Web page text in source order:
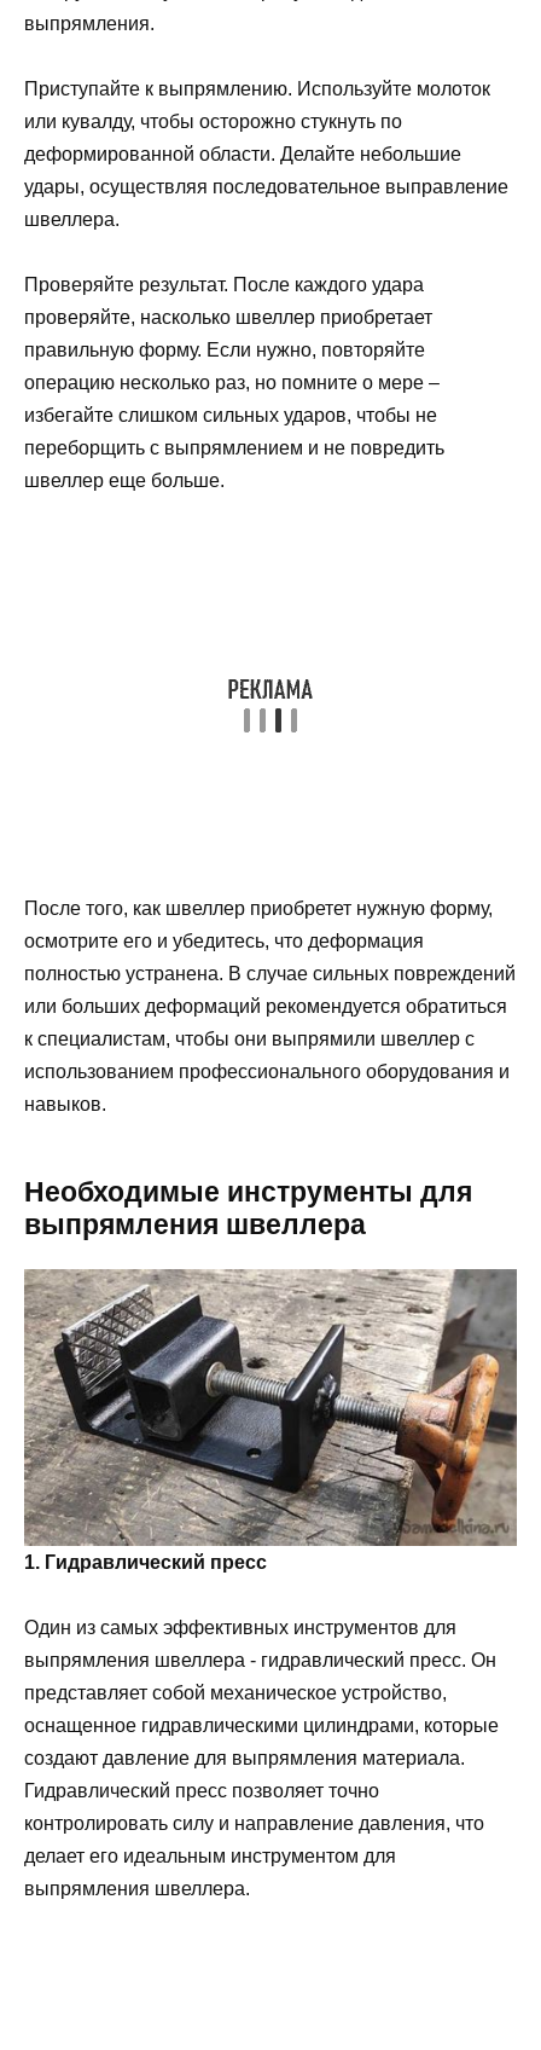
выпрямления.
Приступайте к выпрямлению. Используйте молоток
или кувалду, чтобы осторожно стукнуть по
деформированной области. Делайте небольшие
удары, осуществляя последовательное выправление
швеллера.
Проверяйте результат. После каждого удара
проверяйте, насколько швеллер приобретает
правильную форму. Если нужно, повторяйте
операцию несколько раз, но помните о мере –
избегайте слишком сильных ударов, чтобы не
переборщить с выпрямлением и не повредить
швеллер еще больше.
После того, как швеллер приобретет нужную форму,
осмотрите его и убедитесь, что деформация
полностью устранена. В случае сильных повреждений
или больших деформаций рекомендуется обратиться
к специалистам, чтобы они выпрямили швеллер с
использованием профессионального оборудования и
навыков.
Необходимые инструменты для
выпрямления швеллера
1. Гидравлический пресс
Один из самых эффективных инструментов для
выпрямления швеллера - гидравлический пресс. Он
представляет собой механическое устройство,
оснащенное гидравлическими цилиндрами, которые
создают давление для выпрямления материала.
Гидравлический пресс позволяет точно
контролировать силу и направление давления, что
делает его идеальным инструментом для
выпрямления швеллера.